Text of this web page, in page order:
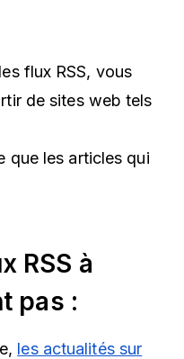
flux RSS, vous
de sites web tels
que les articles qui
RSS à
pas :
les actualités sur